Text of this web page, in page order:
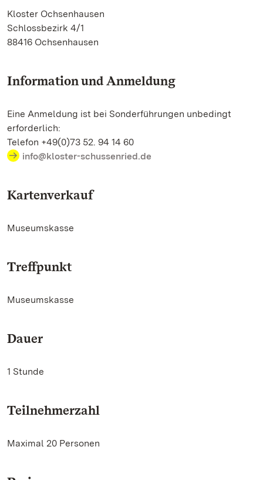
Kloster Ochsenhausen
Schlossbezirk 4/1
88416 Ochsenhausen
Information und Anmeldung
Eine Anmeldung ist bei Sonderführungen unbedingt
erforderlich:
Telefon +49(0)73 52. 94 14 60
info@kloster-schussenried.de
Kartenverkauf
Museumskasse
Treffpunkt
Museumskasse
Dauer
1 Stunde
Teilnehmerzahl
Maximal 20 Personen